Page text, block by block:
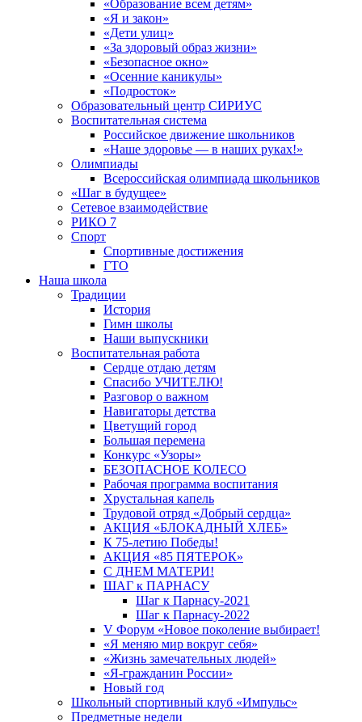
«Образование всем детям»
«Я и закон»
«Дети улиц»
«За здоровый образ жизни»
«Безопасное окно»
«Осенние каникулы»
«Подросток»
Образовательный центр СИРИУС
Воспитательная система
Российское движение школьников
«Наше здоровье — в наших руках!»
Олимпиады
Всероссийская олимпиада школьников
«Шаг в будущее»
Сетевое взаимодействие
РИКО 7
Спорт
Спортивные достижения
ГТО
Наша школа
Традиции
История
Гимн школы
Наши выпускники
Воспитательная работа
Сердце отдаю детям
Спасибо УЧИТЕЛЮ!
Разговор о важном
Навигаторы детства
Цветущий город
Большая перемена
Конкурс «Узоры»
БЕЗОПАСНОЕ КОЛЕСО
Рабочая программа воспитания
Хрустальная капель
Трудовой отряд «Добрый сердца»
АКЦИЯ «БЛОКАДНЫЙ ХЛЕБ»
К 75-летию Победы!
АКЦИЯ «85 ПЯТЕРОК»
С ДНЕМ МАТЕРИ!
ШАГ к ПАРНАСУ
Шаг к Парнасу-2021
Шаг к Парнасу-2022
V Форум «Новое поколение выбирает!
«Я меняю мир вокруг себя»
«Жизнь замечательных людей»
«Я-гражданин России»
Новый год
Школьный спортивный клуб «Импульс»
Предметные недели